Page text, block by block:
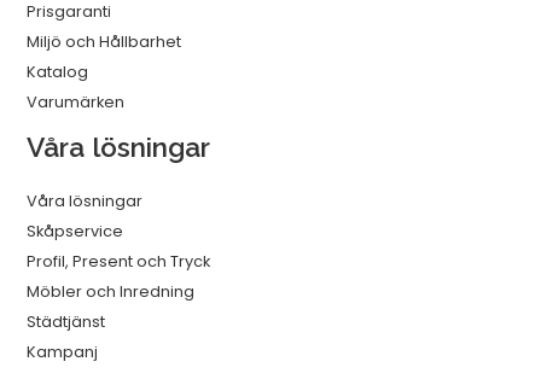
Prisgaranti
Miljö och Hållbarhet
Katalog
Varumärken
Våra lösningar
Våra lösningar
Skåpservice
Profil, Present och Tryck
Möbler och Inredning
Städtjänst
Kampanj